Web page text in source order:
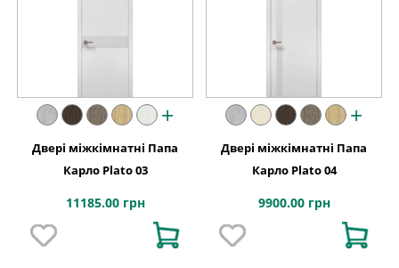
+
Двері міжкімнатні Папа
Карло Plato 03
11185.00 грн
+
Двері міжкімнатні Папа
Карло Plato 04
9900.00 грн